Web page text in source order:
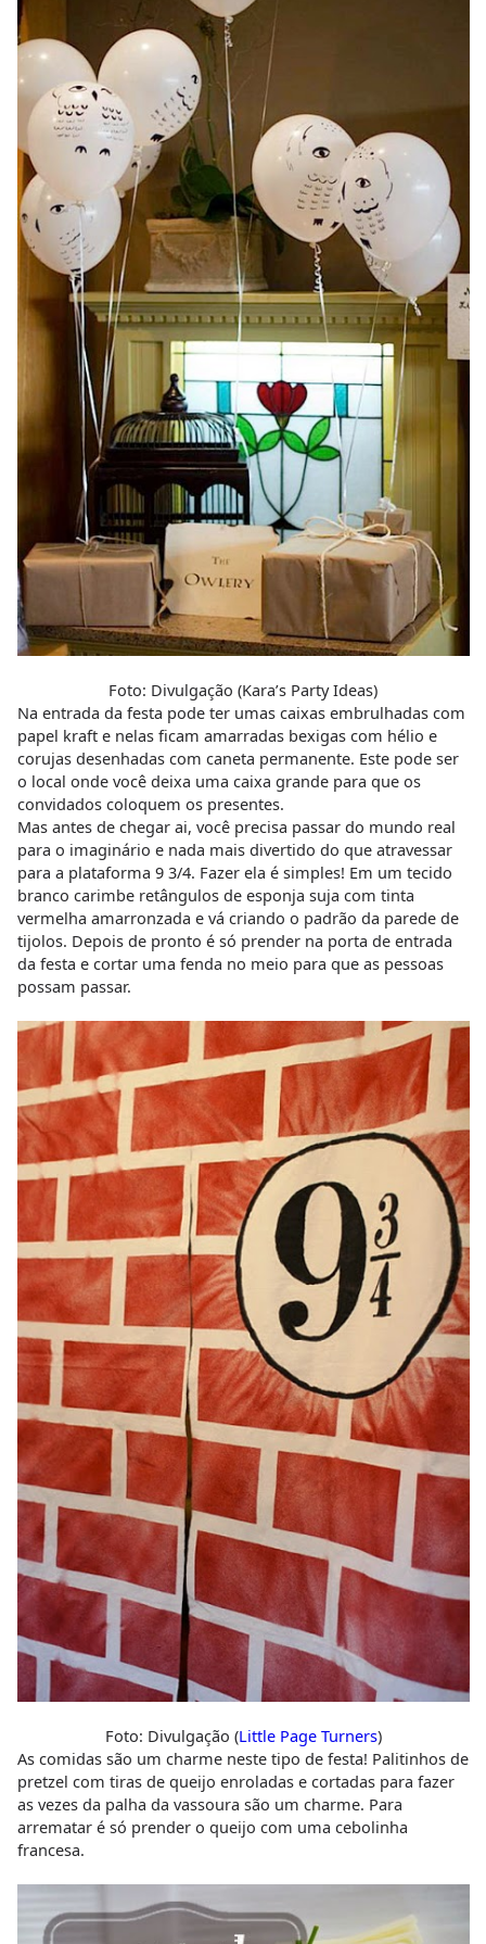
Foto: Divulgação (Kara’s Party Ideas)
Na entrada da festa pode ter umas caixas embrulhadas com
papel kraft e nelas ficam amarradas bexigas com hélio e
corujas desenhadas com caneta permanente. Este pode ser
o local onde você deixa uma caixa grande para que os
convidados coloquem os presentes.
Mas antes de chegar ai, você precisa passar do mundo real
para o imaginário e nada mais divertido do que atravessar
para a plataforma 9 3/4. Fazer ela é simples! Em um tecido
branco carimbe retângulos de esponja suja com tinta
vermelha amarronzada e vá criando o padrão da parede de
tijolos. Depois de pronto é só prender na porta de entrada
da festa e cortar uma fenda no meio para que as pessoas
possam passar.
Foto: Divulgação (Little Page Turners)
As comidas são um charme neste tipo de festa! Palitinhos de
pretzel com tiras de queijo enroladas e cortadas para fazer
as vezes da palha da vassoura são um charme. Para
arrematar é só prender o queijo com uma cebolinha
francesa.